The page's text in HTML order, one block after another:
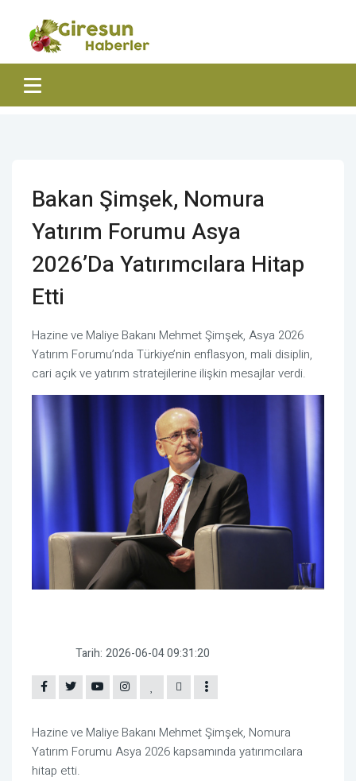
Bakan Şimşek, Nomura
Yatırım Forumu Asya
2026’da Yatırımcılara Hitap
Etti
Hazine ve Maliye Bakanı Mehmet Şimşek, Asya 2026
Yatırım Forumu’nda Türkiye’nin enflasyon, mali disiplin,
cari açık ve yatırım stratejilerine ilişkin mesajlar verdi.
Tarih: 2026-06-04 09:31:20
Hazine ve Maliye Bakanı Mehmet Şimşek, Nomura
Yatırım Forumu Asya 2026 kapsamında yatırımcılara
hitap etti.